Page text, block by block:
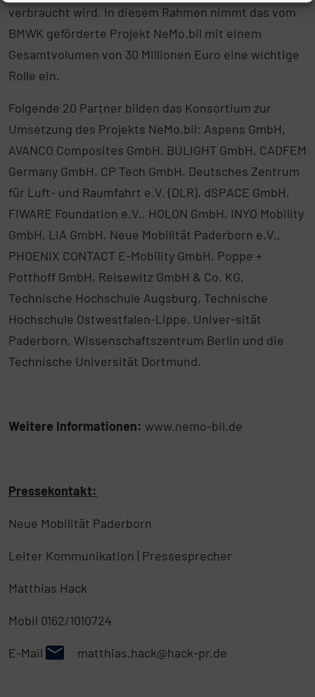
verbraucht wird. In diesem Rahmen nimmt das vom
BMWK geförderte Projekt NeMo.bil mit einem
Gesamtvolumen von 30 Millionen Euro eine wichtige
Rolle ein.
Folgende 20 Partner bilden das Konsortium zur
Umsetzung des Projekts NeMo.bil: Aspens GmbH,
AVANCO Composites GmbH, BULIGHT GmbH, CADFEM
Germany GmbH, CP Tech GmbH, Deutsches Zentrum
für Luft- und Raumfahrt e.V. (DLR), dSPACE GmbH,
FIWARE Foundation e.V., HOLON GmbH, INYO Mobility
GmbH, LIA GmbH, Neue Mobilität Paderborn e.V.,
PHOENIX CONTACT E-Mobility GmbH, Poppe +
Potthoff GmbH, Reisewitz GmbH & Co. KG,
Technische Hochschule Augsburg, Technische
Hochschule Ostwestfalen-Lippe, Univer-sität
Paderborn, Wissenschaftszentrum Berlin und die
Technische Universität Dortmund.
Weitere Informationen: www.nemo-bil.de
Pressekontakt:
Neue Mobilität Paderborn
Leiter Kommunikation | Pressesprecher
Matthias Hack
Mobil 0162/1010724
E-Mail matthias.hack@hack-pr.de